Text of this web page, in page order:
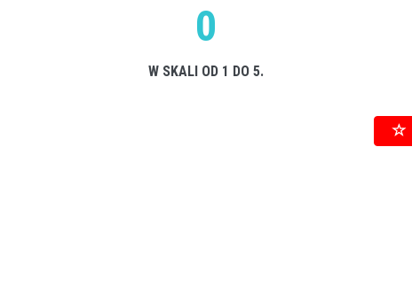
0
W SKALI OD 1 DO 5.